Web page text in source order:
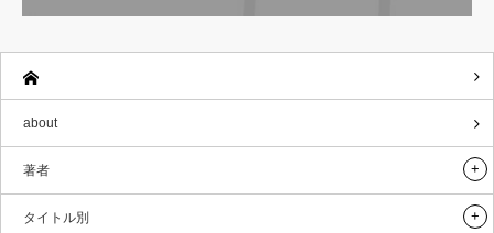
about
著者
タイトル別